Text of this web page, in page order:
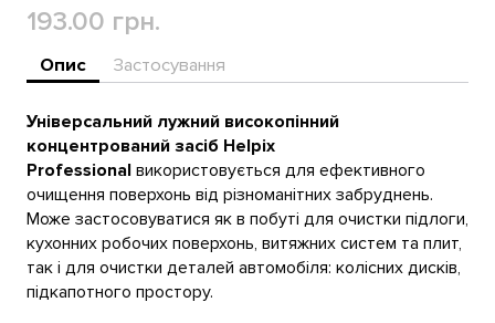
193.00 грн.
Опис Застосування
Універсальний лужний високопінний
концентрований засіб Helpix
Professional використовується для ефективного
очищення поверхонь від різноманітних забруднень.
Може застосовуватися як в побуті для очистки підлоги,
кухонних робочих поверхонь, витяжних систем та плит,
так і для очистки деталей автомобіля: колісних дисків,
підкапотного простору.